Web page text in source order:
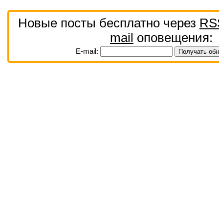
Новые посты бесплатно через
mail оповещения:
E-mail: